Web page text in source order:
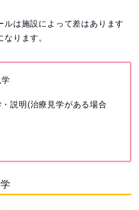
ルは施設によって差はあります
ります。
説明(治療見学がある場合